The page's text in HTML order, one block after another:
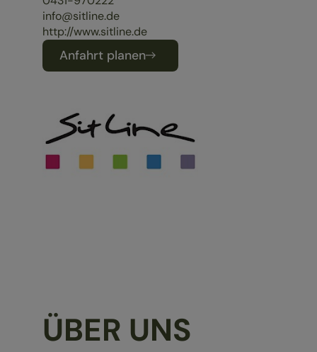
info@sitline.de
http://www.sitline.de
Anfahrt planen
ÜBER UNS